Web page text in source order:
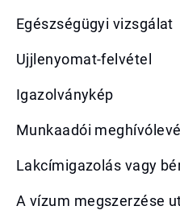
Egészségügyi vizsgálat
Ujjlenyomat-felvétel
Igazolványkép
Munkaadói
Lakcímigazolás vagy
A vízum megszerzése